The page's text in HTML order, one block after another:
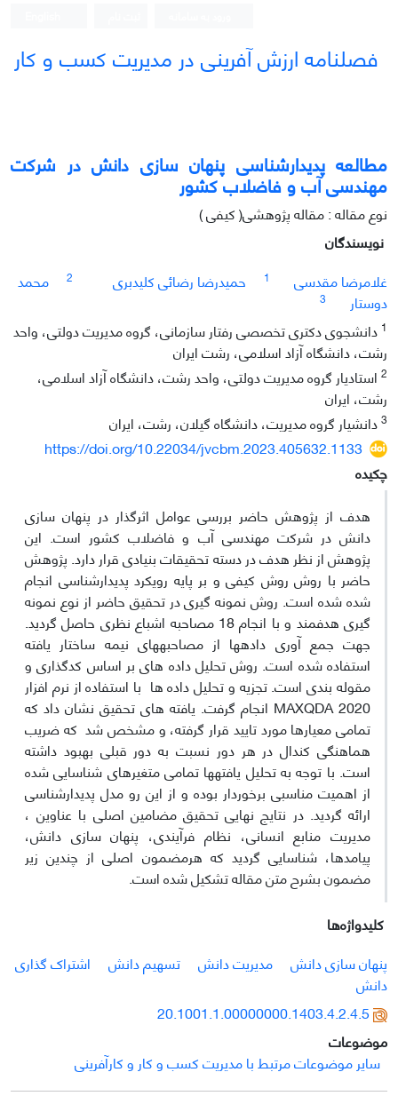
فصلنامه ارزش آفرینی در مدیریت کسب و کار
مطالعه پدیدارشناسی پنهان سازی دانش در شرکت
مهندسی آب و فاضلاب کشور
نوع مقاله : مقاله پژوهشی( کیفی )
نویسندگان
غلامرضا مقدسی
1 حمیدرضا رضائی کلیدبری 2
محمد
دوستار
3
1 دانشجوی دکتری تخصصی رفتار سازمانی، گروه مدیریت دولتی، واحد
رشت، دانشگاه آزاد اسلامی، رشت ایران
2 استادیار گروه مدیریت دولتی، واحد رشت، دانشگاه آزاد اسلامی،
رشت، ایران
3دانشیار گروه مدیریت، دانشگاه گیلان، رشت، ایران
https://doi.org/10.22034/jvcbm.2023.405632.1133
چکیده
هدف از پژوهش حاضر بررسی عوامل اثرگذار در پنهان سازی
دانش در شرکت مهندسی آب و فاضلاب کشور است. این
پژوهش از نظر هدف در دسته تحقیقات بنیادی قرار دارد. پژوهش
حاضر با روش روش کیفی و بر پایه رویکرد پدیدارشناسی انجام
شده شده است. روش نمونه گیری در تحقیق حاضر از نوع نمونه
گیری هدفمند و با انجام 18 مصاحبه اشباع نظری حاصل گردید.
جهت جمع آوری داده‎ها از مصاحبه‎های نیمه ساختار یافته
استفاده شده است. روش تحلیل داده های بر اساس کدگذاری و
مقوله بندی است. تجزیه و تحلیل داده‎ ها با استفاده از نرم افزار
MAXQDA 2020 انجام گرفت. یافته های تحقیق نشان داد که
تمامی معیارها مورد تایید قرار گرفته، و مشخص شد که ضریب
هماهنگی کندال در هر دور نسبت به دور قبلی بهبود داشته
است. با توجه به تحلیل یافته‎ها تمامی متغیرهای شناسایی شده
از اهمیت مناسبی برخوردار بوده و از این رو مدل پدیدارشناسی
ارائه گردید. در نتایج نهایی تحقیق مضامین اصلی با عناوین ،
مدیریت منابع انسانی، نظام فرآیندی، پنهان سازی دانش،
پیامدها، شناسایی گردید که هرمضمون اصلی از چندین زیر
مضمون بشرح متن مقاله تشکیل شده است.
کلیدواژه‌ها
پنهان سازی دانش
مدیریت دانش تسهیم دانش
اشتراک گذاری
دانش
20.1001.1.00000000.1403.4.2.4.5
موضوعات
سایر موضوعات مرتبط با مدیریت کسب و کار و کارآفرینی